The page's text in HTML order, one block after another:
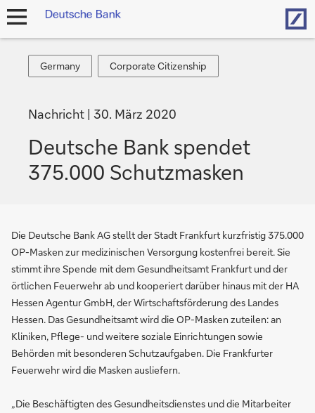
Navigation
Germany
Germany
Corporate
Citizenship
Corporate Citizenship
Nachricht 30. März 2020
Deutsche Bank spendet
375.000 Schutzmasken
Die Deutsche Bank AG stellt der Stadt Frankfurt kurzfristig 375.000
OP-Masken zur medizinischen Versorgung kostenfrei bereit. Sie
stimmt ihre Spende mit dem Gesundheitsamt Frankfurt und der
örtlichen Feuerwehr ab und kooperiert darüber hinaus mit der HA
Hessen Agentur GmbH, der Wirtschaftsförderung des Landes
Hessen. Das Gesundheitsamt wird die OP-Masken zuteilen: an
Kliniken, Pflege- und weitere soziale Einrichtungen sowie
Behörden mit besonderen Schutzaufgaben. Die Frankfurter
Feuerwehr wird die Masken ausliefern.
„Die Beschäftigten des Gesundheitsdienstes und die Mitarbeiter